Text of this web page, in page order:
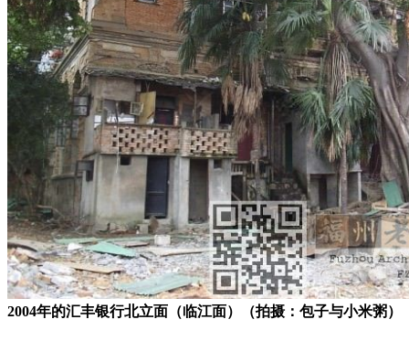
2004年的汇丰银行北立面（临江面）（拍摄：包子与小米粥）